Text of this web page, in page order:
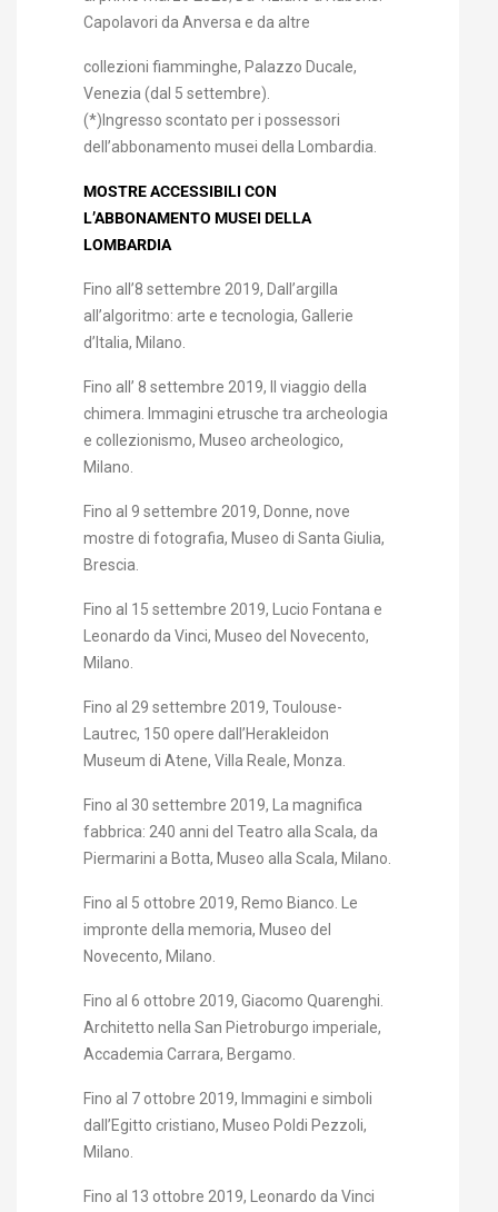
Capolavori da Anversa e da altre
collezioni fiamminghe, Palazzo Ducale,
Venezia (dal 5 settembre).
(*)Ingresso scontato per i possessori
dell’abbonamento musei della Lombardia.
MOSTRE ACCESSIBILI CON
L’ABBONAMENTO MUSEI DELLA
LOMBARDIA
Fino all’8 settembre 2019, Dall’argilla
all’algoritmo: arte e tecnologia, Gallerie
d’Italia, Milano.
Fino all’ 8 settembre 2019, Il viaggio della
chimera. Immagini etrusche tra archeologia
e collezionismo, Museo archeologico,
Milano.
Fino al 9 settembre 2019, Donne, nove
mostre di fotografia, Museo di Santa Giulia,
Brescia.
Fino al 15 settembre 2019, Lucio Fontana e
Leonardo da Vinci, Museo del Novecento,
Milano.
Fino al 29 settembre 2019, Toulouse-
Lautrec, 150 opere dall’Herakleidon
Museum di Atene, Villa Reale, Monza.
Fino al 30 settembre 2019, La magnifica
fabbrica: 240 anni del Teatro alla Scala, da
Piermarini a Botta, Museo alla Scala, Milano.
Fino al 5 ottobre 2019, Remo Bianco. Le
impronte della memoria, Museo del
Novecento, Milano.
Fino al 6 ottobre 2019, Giacomo Quarenghi.
Architetto nella San Pietroburgo imperiale,
Accademia Carrara, Bergamo.
Fino al 7 ottobre 2019, Immagini e simboli
dall’Egitto cristiano, Museo Poldi Pezzoli,
Milano.
Fino al 13 ottobre 2019, Leonardo da Vinci